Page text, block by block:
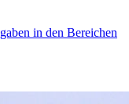
in den Bereichen